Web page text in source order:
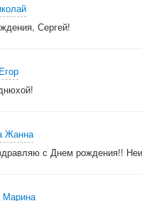
Сергей!
Жанна
с Днем рождения!!
Марина